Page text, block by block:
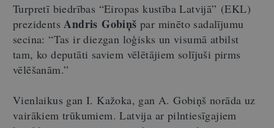
Turpretī biedrības “Eiropas kustība Latvijā” (EKL)
prezidents Andris Gobiņš par minēto sadalījumu
secina: “Tas ir diezgan loģisks un visumā atbilst
tam, ko deputāti saviem vēlētājiem solījuši pirms
vēlēšanām.”
Vienlaikus gan I. Kažoka, gan A. Gobiņš norāda uz
vairākiem trūkumiem. Latvija ar pilntiesīgajiem